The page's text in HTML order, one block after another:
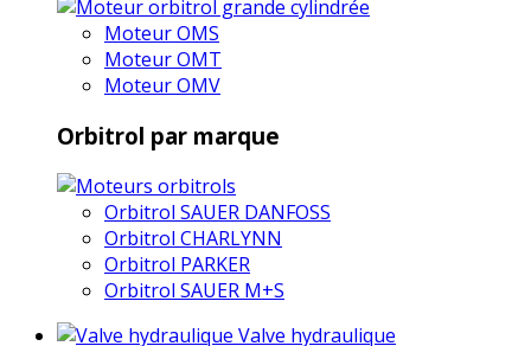
Moteur OMS
Moteur OMT
Moteur OMV
Orbitrol par marque
Orbitrol SAUER DANFOSS
Orbitrol CHARLYNN
Orbitrol PARKER
Orbitrol SAUER M+S
Valve hydraulique